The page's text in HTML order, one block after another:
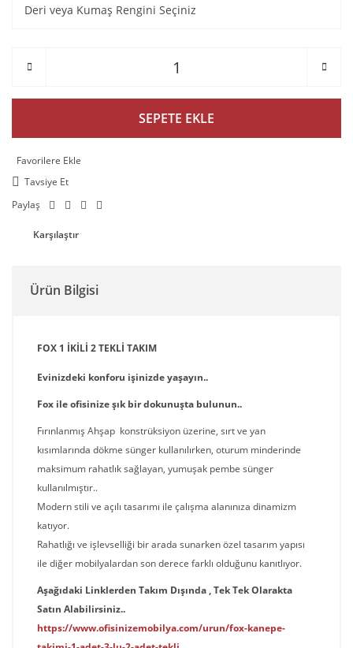
SEPETE EKLE
Tavsiye Et
Paylaş
Karşılaştır
Ürün Bilgisi
FOX 1 İKİLİ 2 TEKLİ TAKIM
Evinizdeki konforu işinizde yaşayın..
Fox ile ofisinize şık bir dokunuşta bulunun..
Fırınlanmış Ahşap konstrüksiyon üzerine, sırt ve yan
kısımlarında dökme sünger kullanılırken, oturum minderinde
maksimum rahatlık sağlayan, yumuşak pembe sünger
kullanılmıştır..
Modern stili ve açılı tasarımı ile çalışma alanınıza dinamizm
katıyor.
Rahatlığı ve işlevselliği bir arada sunarken özel tasarım yapısı
ile diğer mobilyalardan son derece farklı olduğunu kanıtlıyor.
Aşağıdaki Linklerden Takım Dışında , Tek Tek Olarakta
Satın Alabilirsiniz..
https://www.ofisinizemobilya.com/urun/fox-kanepe-